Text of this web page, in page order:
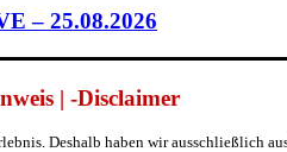
– 25.08.2026
| -Disclaimer
Deshalb haben wir ausschließlich